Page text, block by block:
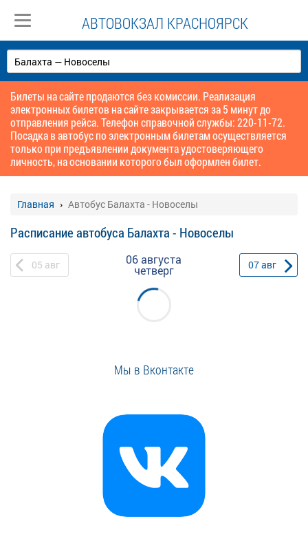
АВТОВОКЗАЛ КРАСНОЯРСК
Билеты на сайте продаются без комиссии. Реализация
электронных билетов на сайте закрывается за 5 минут до
отправления рейса. Телефон справочной службы: 220-11-72.
Посадка в автобус по электронным билетам осуществляется
только при предъявлении документа удостоверяющего
личность, на основании которого был оформлен билет.
Главная Автобус Балахта - Новоселы
Расписание автобуса Балахта - Новоселы
05 авг 06 августа
четверг 07авг
Мы в Вконтакте